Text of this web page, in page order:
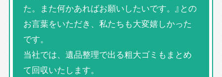
た。また何かあればお願いしたいです。』との
お言葉をいただき、私たちも大変嬉しかった
です。
当社では、遺品整理で出る粗大ゴミもまとめ
て回収いたします。